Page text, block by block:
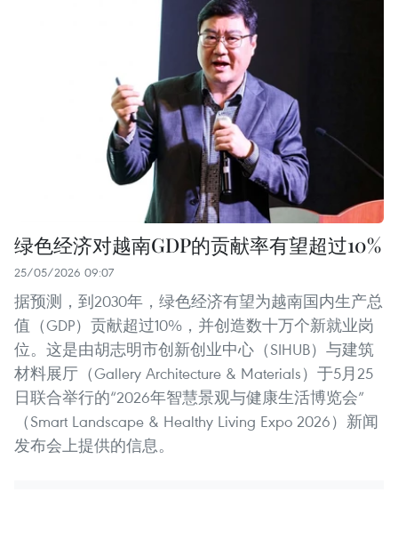
绿色经济对越南GDP的贡献率有望超过10%
25/05/2026 09:07
据预测，到2030年，绿色经济有望为越南国内生产总
值（GDP）贡献超过10%，并创造数十万个新就业岗
位。这是由胡志明市创新创业中心（SIHUB）与建筑
材料展厅（Gallery Architecture & Materials）于5月25
日联合举行的“2026年智慧景观与健康生活博览会”
（Smart Landscape & Healthy Living Expo 2026）新闻
发布会上提供的信息。